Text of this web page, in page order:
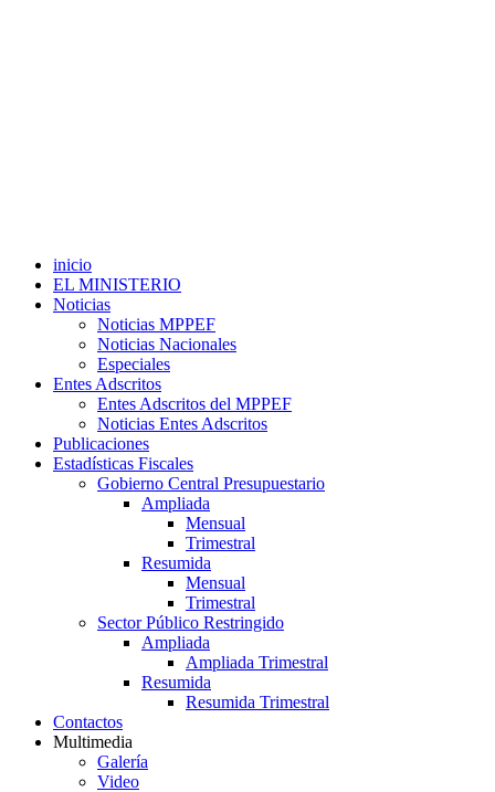
inicio
EL MINISTERIO
Noticias
Noticias MPPEF
Noticias Nacionales
Especiales
Entes Adscritos
Entes Adscritos del MPPEF
Noticias Entes Adscritos
Publicaciones
Estadísticas Fiscales
Gobierno Central Presupuestario
Ampliada
Mensual
Trimestral
Resumida
Mensual
Trimestral
Sector Público Restringido
Ampliada
Ampliada Trimestral
Resumida
Resumida Trimestral
Contactos
Multimedia
Galería
Video